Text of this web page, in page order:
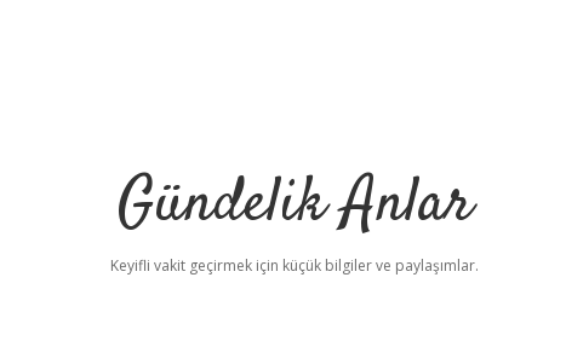
Gündelik Anlar
Keyifli vakit geçirmek için küçük bilgiler ve paylaşımlar.